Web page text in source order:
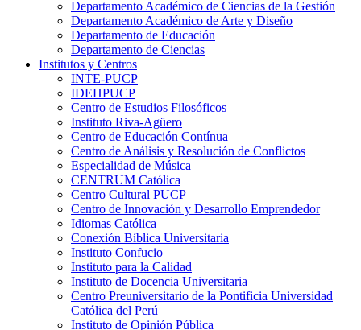
Departamento Académico de Ciencias de la Gestión
Departamento Académico de Arte y Diseño
Departamento de Educación
Departamento de Ciencias
Institutos y Centros
INTE-PUCP
IDEHPUCP
Centro de Estudios Filosóficos
Instituto Riva-Agüero
Centro de Educación Contínua
Centro de Análisis y Resolución de Conflictos
Especialidad de Música
CENTRUM Católica
Centro Cultural PUCP
Centro de Innovación y Desarrollo Emprendedor
Idiomas Católica
Conexión Bíblica Universitaria
Instituto Confucio
Instituto para la Calidad
Instituto de Docencia Universitaria
Centro Preuniversitario de la Pontificia Universidad
Católica del Perú
Instituto de Opinión Pública